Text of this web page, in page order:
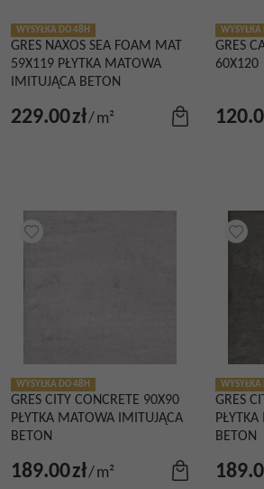
WYSYŁKA DO 48H
GRES NAXOS SEA FOAM MAT
59X119 PŁYTKA MATOWA
IMITUJĄCA BETON
229.00zł/m²
WYSYŁKA
GRES
60X120
WYSYŁKA DO 48H
GRES CITY CONCRETE 90X90
PŁYTKA MATOWA IMITUJĄCA
BETON
189.00zł/m²
WYSYŁKA
GRES
BETON